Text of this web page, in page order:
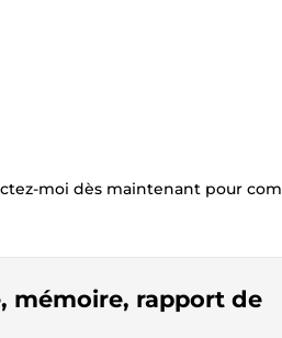
moi dès maintenant pour
mémoire, rapport de